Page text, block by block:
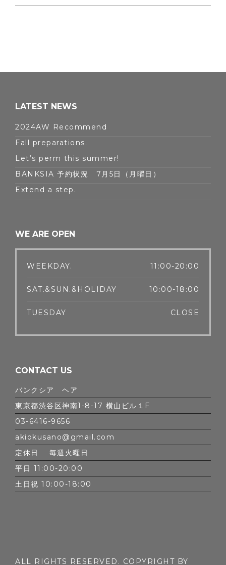
LATEST NEWS
2024AW Recommend
Fall preparations.
Let’s perm this summer!
BANKSIA 予約状況 7月5日（月曜日）
Extend a step.
WE ARE OPEN
WEEKDAY. 11:00-20:00
SAT.&SUN.&HOLIDAY 10:00-18:00
TUESDAY CLOSE
CONTACT US
バンクシア ヘア
東京都渋谷区神南1-8-17 横山ビル１F
03-6416-9656
akiokusano@gmail.com
定休日 毎週火曜日
平日 11:00-20:00
土日祝 10:00-18:00
ALL RIGHTS RESERVED. COPYRIGHT BY